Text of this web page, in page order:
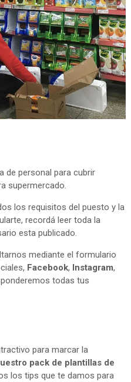
de personal para cubrir
supermercado.
los requisitos del puesto y la
recordá leer toda la
esta publicado.
mediante el formulario
Facebook, Instagram,
todas tus
para marcar la
pack de plantillas de
los tips que te damos para